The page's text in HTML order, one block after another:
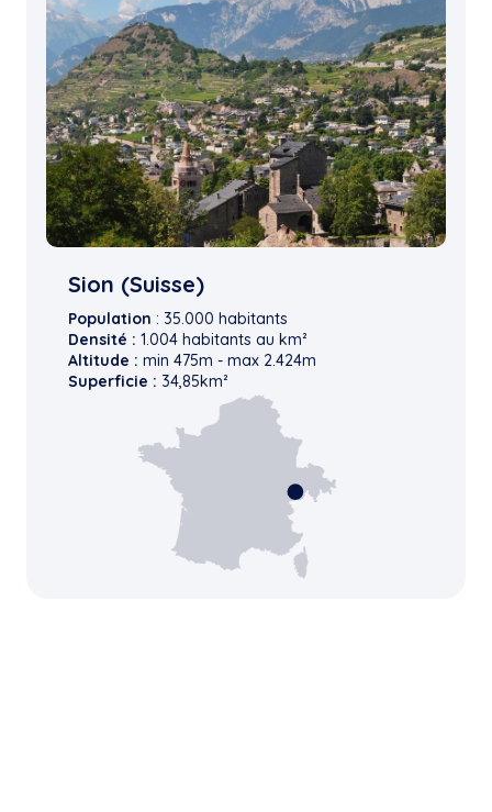
Sion (Suisse)
Population : 35.000 habitants
Densité : 1.004 habitants au km²
Altitude : min 475m - max 2.424m
Superficie : 34,85km²